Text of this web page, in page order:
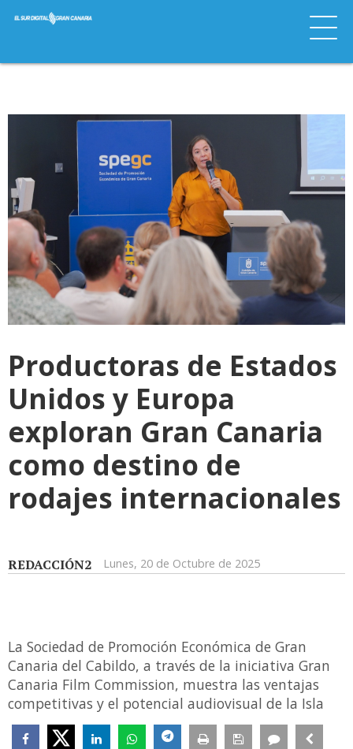
Productoras de Estados
Unidos y Europa
exploran Gran Canaria
como destino de
rodajes internacionales
REDACCIÓN2 Lunes, 20 de Octubre de 2025
La Sociedad de Promoción Económica de Gran
Canaria del Cabildo, a través de la iniciativa Gran
Canaria Film Commission, muestra las ventajas
competitivas y el potencial audiovisual de la Isla